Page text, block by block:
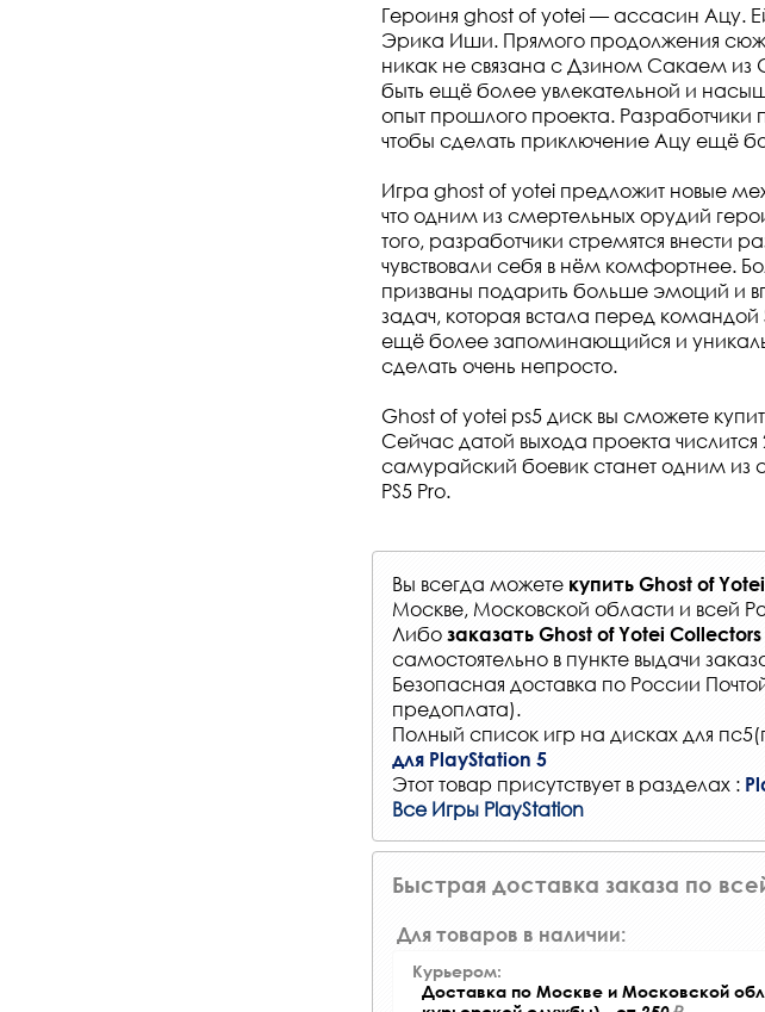
Героиня ghost of yotei — ассасин Ацу.
Эрика Иши. Прямого продолжения
никак не связана с Дзином Сакаем из
быть ещё более увлекательной и
опыт прошлого проекта. Разработчики
чтобы сделать приключение Ацу ещё
Игра ghost of yotei предложит новые
что одним из смертельных орудий
того, разработчики стремятся внести
чувствовали себя в нём комфортнее.
призваны подарить больше эмоций и
задач, которая встала перед
ещё более запоминающийся и
сделать очень непросто.
Ghost of yotei ps5 диск вы сможете
Сейчас датой выхода проекта
самурайский боевик станет одним из
PS5 Pro.
Вы всегда можете купить Ghost of
Москве, Московской области и всей
Либо заказать Ghost of Yotei
самостоятельно в пункте выдачи
Безопасная доставка по России
предоплата).
Полный список игр на дисках для
для PlayStation 5
Этот товар присутствует в разделах :
Все Игры PlayStation
Быстрая доставка заказа по
Для товаров в наличии:
Курьером:
Доставка по Москве и Московской